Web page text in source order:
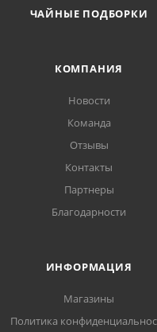
ЧАЙНЫЕ ПОДБОРКИ
КОМПАНИЯ
Новости
Команда
Отзывы
Контакты
Партнеры
Благодарности
ИНФОРМАЦИЯ
Магазины
Политика